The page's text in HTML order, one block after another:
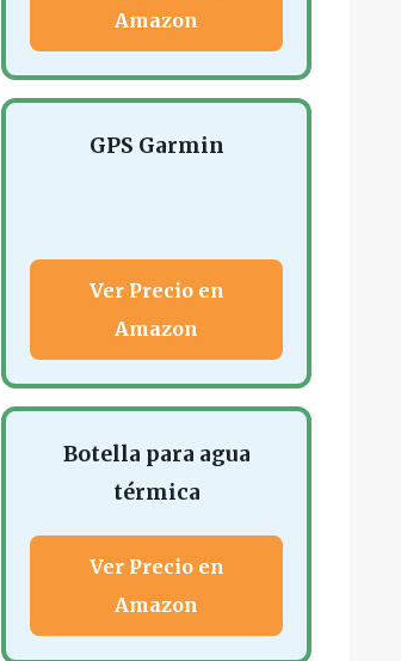
Amazon
GPS Garmin
Ver Precio en
Amazon
Botella para agua
térmica
Ver Precio en
Amazon